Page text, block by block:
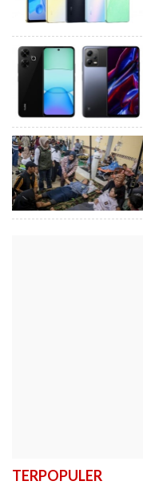
TERPOPULER